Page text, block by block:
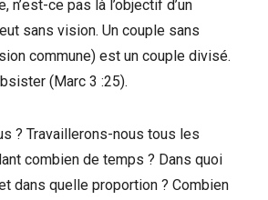
n’est-ce pas là l’objectif d’un
sans vision. Un couple sans
commune) est un couple divisé.
(Marc 3 :25).
? Travaillerons-nous tous les
combien de temps ? Dans quoi
dans quelle proportion ? Combien